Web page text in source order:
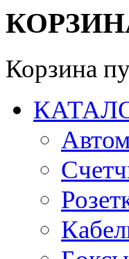
Корзина